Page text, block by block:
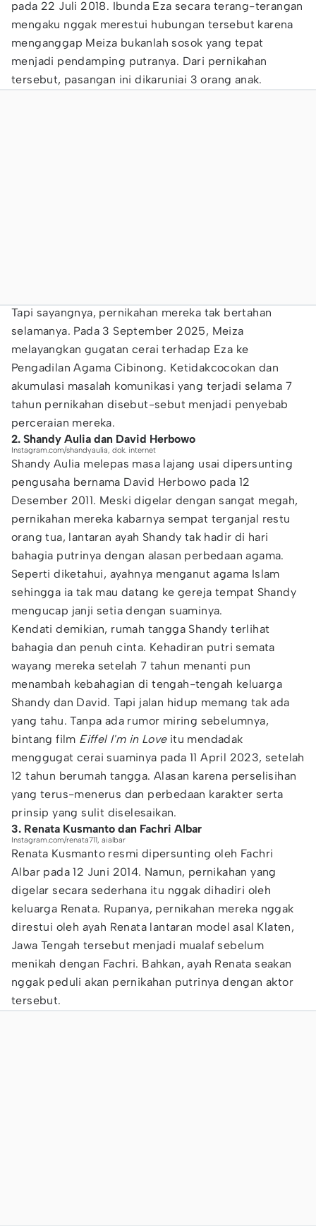
pada 22 Juli 2018. Ibunda Eza secara terang-terangan
mengaku nggak merestui hubungan tersebut karena
menganggap Meiza bukanlah sosok yang tepat
menjadi pendamping putranya. Dari pernikahan
tersebut, pasangan ini dikaruniai 3 orang anak.
Tapi sayangnya, pernikahan mereka tak bertahan
selamanya. Pada 3 September 2025, Meiza
melayangkan gugatan cerai terhadap Eza ke
Pengadilan Agama Cibinong. Ketidakcocokan dan
akumulasi masalah komunikasi yang terjadi selama 7
tahun pernikahan disebut-sebut menjadi penyebab
perceraian mereka.
2. Shandy Aulia dan David Herbowo
Instagram.com/shandyaulia, dok. internet
Shandy Aulia melepas masa lajang usai dipersunting
pengusaha bernama David Herbowo pada 12
Desember 2011. Meski digelar dengan sangat megah,
pernikahan mereka kabarnya sempat terganjal restu
orang tua, lantaran ayah Shandy tak hadir di hari
bahagia putrinya dengan alasan perbedaan agama.
Seperti diketahui, ayahnya menganut agama Islam
sehingga ia tak mau datang ke gereja tempat Shandy
mengucap janji setia dengan suaminya.
Kendati demikian, rumah tangga Shandy terlihat
bahagia dan penuh cinta. Kehadiran putri semata
wayang mereka setelah 7 tahun menanti pun
menambah kebahagian di tengah-tengah keluarga
Shandy dan David. Tapi jalan hidup memang tak ada
yang tahu. Tanpa ada rumor miring sebelumnya,
bintang film Eiffel I'm in Love itu mendadak
menggugat cerai suaminya pada 11 April 2023, setelah
12 tahun berumah tangga. Alasan karena perselisihan
yang terus-menerus dan perbedaan karakter serta
prinsip yang sulit diselesaikan.
3. Renata Kusmanto dan Fachri Albar
Instagram.com/renata711, aialbar
Renata Kusmanto resmi dipersunting oleh Fachri
Albar pada 12 Juni 2014. Namun, pernikahan yang
digelar secara sederhana itu nggak dihadiri oleh
keluarga Renata. Rupanya, pernikahan mereka nggak
direstui oleh ayah Renata lantaran model asal Klaten,
Jawa Tengah tersebut menjadi mualaf sebelum
menikah dengan Fachri. Bahkan, ayah Renata seakan
nggak peduli akan pernikahan putrinya dengan aktor
tersebut.